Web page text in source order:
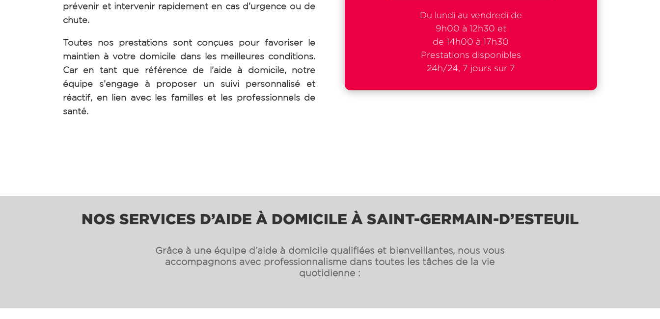
prévenir et intervenir rapidement en cas d’urgence ou de
chute.
Toutes nos prestations sont conçues pour favoriser le
maintien à votre domicile dans les meilleures conditions.
Car en tant que référence de l’aide à domicile, notre
équipe s’engage à proposer un suivi personnalisé et
réactif, en lien avec les familles et les professionnels de
santé.
Du lundi au vendredi de
9h00 à 12h30 et
de 14h00 à 17h30
Prestations disponibles
24h/24, 7 jours sur 7
NOS SERVICES D’AIDE À DOMICILE À SAINT-GERMAIN-D’ESTEUIL
Grâce à une équipe d’aide à domicile qualifiées et bienveillantes, nous vous
accompagnons avec professionnalisme dans toutes les tâches de la vie
quotidienne :